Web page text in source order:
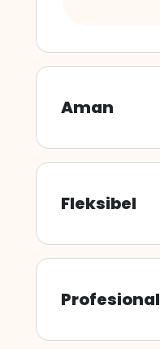
Aman
Fleksibel
Profesional